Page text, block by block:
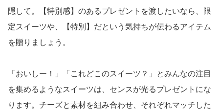
隠して。【特別感】のあるプレゼントを渡したいなら、限
定スイーツや、【特別】だという気持ちが伝わるアイテム
を贈りましょう。
「おいしー！」「これどこのスイーツ？」とみんなの注目
を集めるようなスイーツは、センスが光るプレゼントにな
ります。チーズと素材を組み合わせ、それぞれマッチした